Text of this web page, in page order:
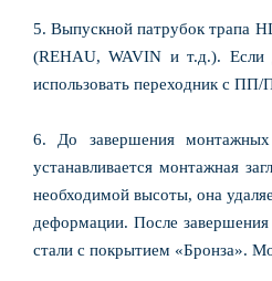
5. Выпускной патрубок трапа
(REHAU, WAVIN и т.д.). Если
использовать переходник с
6. До завершения монтажных
устанавливается монтажная
необходимой высоты, она
деформации. После
стали с покрытием «Бронза».